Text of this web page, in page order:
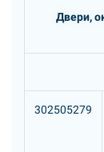
Двери,
302505279